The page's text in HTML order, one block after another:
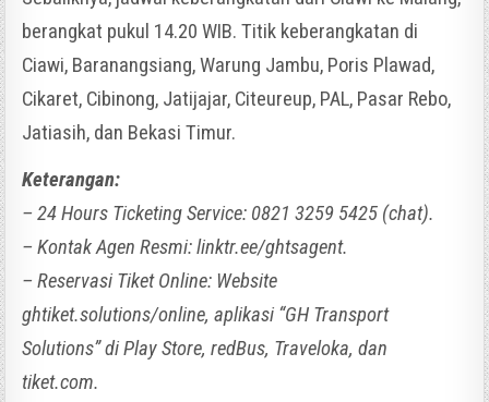
berangkat pukul 14.20 WIB. Titik keberangkatan di
Ciawi, Baranangsiang, Warung Jambu, Poris Plawad,
Cikaret, Cibinong, Jatijajar, Citeureup, PAL, Pasar Rebo,
Jatiasih, dan Bekasi Timur.
Keterangan:
– 24 Hours Ticketing Service: 0821 3259 5425 (chat).
– Kontak Agen Resmi: linktr.ee/ghtsagent.
– Reservasi Tiket Online: Website
ghtiket.solutions/online, aplikasi “GH Transport
Solutions” di Play Store, redBus, Traveloka, dan
tiket.com.